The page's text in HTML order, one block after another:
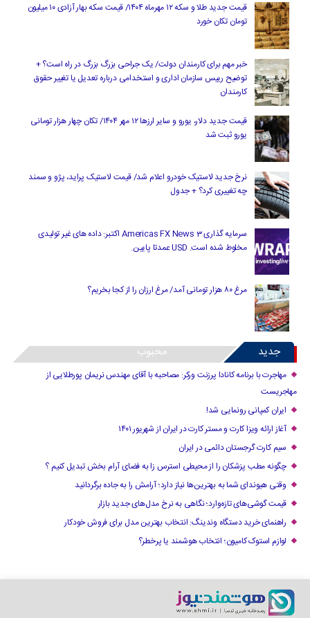
قیمت جدید طلا و سکه ۱۲ مهرماه ۱۴۰۴/ قیمت سکه بهار آزادی ۱۰ میلیون
تومان تکان خورد
خبر مهم برای کارمندان دولت/ یک جراحی بزرگ بزرگ در راه است؟ +
توضیح رییس سازمان اداری و استخدامی درباره تعدیل یا تغییر حقوق
کارمندان
قیمت جدید دلار، یورو و سایر ارزها ۱۲ مهر ۱۴۰۴/ تکان چهار هزار تومانی
یورو ثبت شد
نرخ جدید لاستیک خودرو اعلام شد/ قیمت لاستیک پراید، پژو و سمند
چه تغییری کرد؟ + جدول
سرمایه گذاری Americas FX News 3 اکتبر: داده های غیر تولیدی
مخلوط شده است. USD عمدتا پایین.
مرغ ۸۰ هزار تومانی آمد/ مرغ ارزان را از کجا بخریم؟
جدید محبوب
مهاجرت با برنامه کانادا پرزنت ورکر: مصاحبه با آقای مهندس نریمان پورطلایی از
مهاجریست
ایران کمپانی رونمایی شد!
آغاز ارائه ویزا کارت و مستر کارت در ایران از شهریور ۱۴۰۱
سیم کارت گرجستان دائمی در ایران
چگونه مطب پزشکان را از محیطی استرس زا به فضای آرام بخش تبدیل کنیم ؟
وقتی هیوندای شما به بهترین‌ها نیاز دارد؛ آرامش را به جاده برگردانید
قیمت گوشی‌های تازه‌وارد؛ نگاهی به نرخ مدل‌های جدید بازار
راهنمای خرید دستگاه وندینگ: انتخاب بهترین مدل برای فروش خودکار
لوازم استوک کامیون؛ انتخاب هوشمند یا پرخطر؟